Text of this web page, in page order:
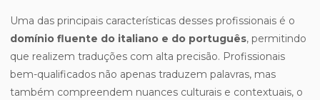
Uma das principais características desses profissionais é o
domínio fluente do italiano e do português, permitindo
que realizem traduções com alta precisão. Profissionais
bem-qualificados não apenas traduzem palavras, mas
também compreendem nuances culturais e contextuais, o